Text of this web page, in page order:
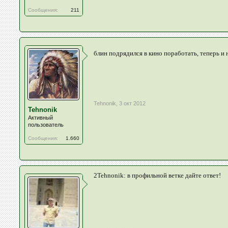
Сообщения: 211
Tehnonik
Активный
пользователь
Сообщения: 1.660
блин подрядился в кино поработать, теперь
Tehnonik 3 окт 2012
2Tehnonik: в профильной ветке дайте ответ!